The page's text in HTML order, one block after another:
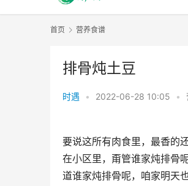
首页 营养食谱
排骨炖土豆
时遇 • 2022-06-28 10:05 •
要说这所有肉食里，最香的
在小区里，甭管谁家炖排骨
道谁家炖排骨呢，咱家明天